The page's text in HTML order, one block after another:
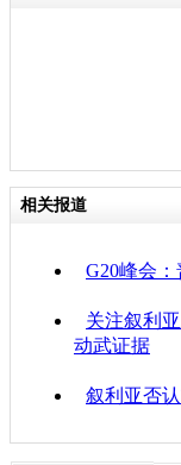
相关报道
G20峰会
关注叙利
动武证据
叙利亚否